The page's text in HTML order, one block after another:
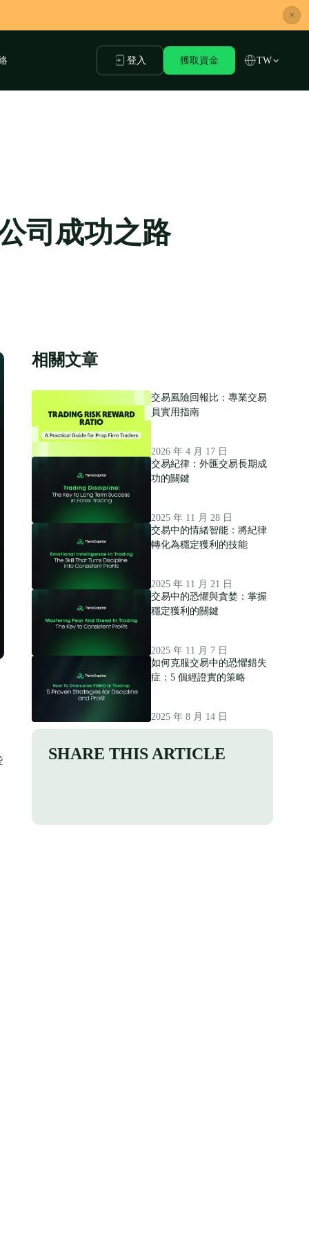
×
登入 獲取資金 TW
司成功之路
相關文章
交易風險回報比：專業交易
員實用指南
2026 年 4 月 17 日
交易紀律：外匯交易長期成
功的關鍵
2025 年 11 月 28 日
交易中的情緒智能：將紀律
轉化為穩定獲利的技能
2025 年 11 月 21 日
交易中的恐懼與貪婪：掌握
穩定獲利的關鍵
2025 年 11 月 7 日
如何克服交易中的恐懼錯失
症：5 個經證實的策略
2025 年 8 月 14 日
SHARE THIS ARTICLE